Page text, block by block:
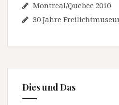
Montreal/Quebec 2010
30 Jahre
Dies und Das